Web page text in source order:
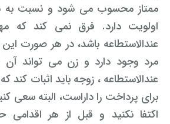
ممتاز محسوب می شود و نسبت به
اولویت دارد. فرق نمی کند که
عندالاستطاعه باشد، در هر صورت
مرد وجود دارد و زن می تواند آن
عندالاستطاعه ، زوجه باید اثبات کند
برای پرداخت را داراست، البته سعی
اکتفا نکنید و قبل از هر اقدامی